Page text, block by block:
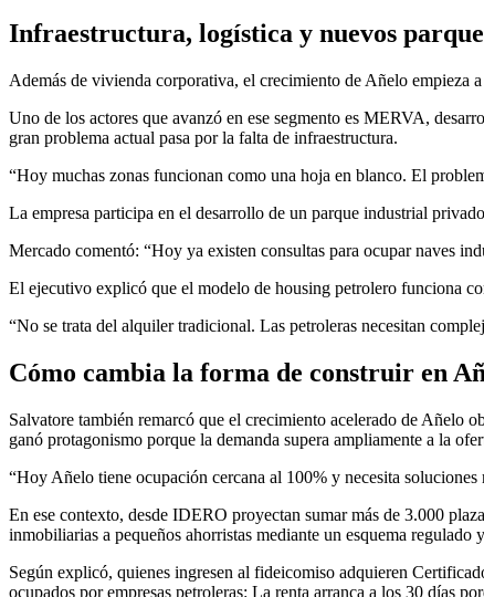
Infraestructura, logística y nuevos
Además de vivienda corporativa, el crecimiento de Añelo empieza
Uno de los actores que avanzó en ese segmento es MERVA,
gran problema actual pasa por la falta de infraestructura.
“Hoy muchas zonas funcionan como una hoja en blanco. El
La empresa participa en el desarrollo de un parque industrial
Mercado comentó: “Hoy ya existen consultas para ocupar naves
El ejecutivo explicó que el modelo de housing petrolero funciona
“No se trata del alquiler tradicional. Las petroleras necesitan
Cómo cambia la forma de construir en
Salvatore también remarcó que el crecimiento acelerado de Añelo
ganó protagonismo porque la demanda supera ampliamente a la
“Hoy Añelo tiene ocupación cercana al 100% y necesita
En ese contexto, desde IDERO proyectan sumar más de 3.000
inmobiliarias a pequeños ahorristas mediante un esquema
Según explicó, quienes ingresen al fideicomiso adquieren
ocupados por empresas petroleras: La renta arranca a los 30 días